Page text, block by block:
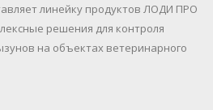
линейку продуктов ЛОДИ ПРО
решения для контроля
на объектах ветеринарного